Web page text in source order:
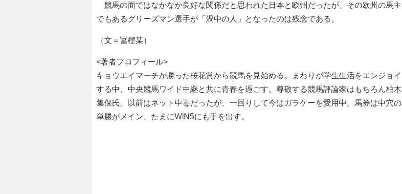
競馬の面ではなかなか良好な関係だと思われた日本と欧州だったが、その欧州の馬主
でもあるグリーズマン選手が「渦中の人」となったのは残念である。
（文＝冨樫某）
<著者プロフィール>
キョウエイマーチが勝った桜花賞から競馬を見始める。まわりが学生生活をエンジョイ
する中、中央競馬ワイド中継と共に青春を過ごす。尊敬する競馬評論家はもちろん柏木
集保氏。以前はネット中毒だったが、一回りして今はガラケーを愛用中。馬券は中穴の
単勝がメイン、たまにWIN5にも手を出す。